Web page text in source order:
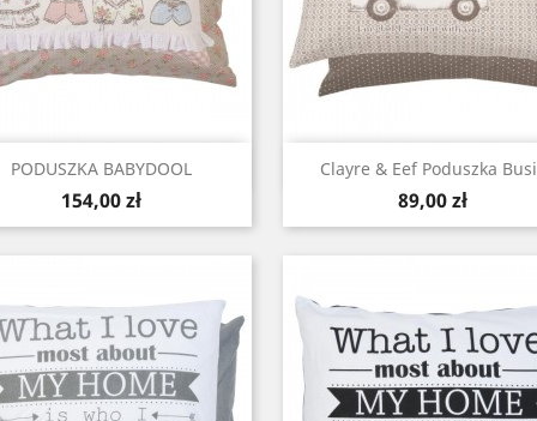
PODUSZKA BABYDOOL
Cena
154,00 zł
Szybki podgląd Clayre & Eef Poduszka
Cena
89,00 zł
Szybki podgląd